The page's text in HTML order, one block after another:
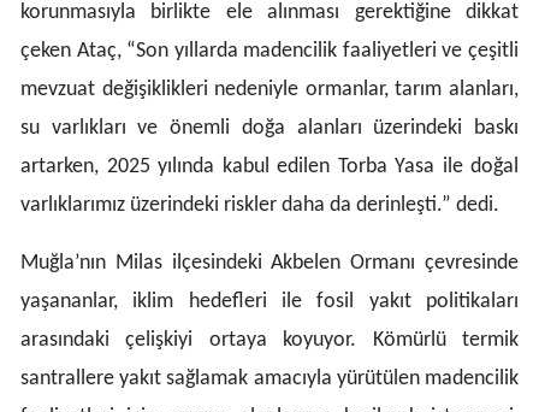
Yozgat
Zonguldak
Bayburt
Kırıkkale
Batman
Şırnak
korunmasıyla birlikte ele alınması gerektiğine dikkat
çeken Ataç, “Son yıllarda madencilik faaliyetleri ve çeşitli
mevzuat değişiklikleri nedeniyle ormanlar, tarım alanları,
su varlıkları ve önemli doğa alanları üzerindeki baskı
artarken, 2025 yılında kabul edilen Torba Yasa ile doğal
varlıklarımız üzerindeki riskler daha da derinleşti.” dedi.
Muğla’nın Milas ilçesindeki Akbelen Ormanı çevresinde
yaşananlar, iklim hedefleri ile fosil yakıt politikaları
arasındaki çelişkiyi ortaya koyuyor. Kömürlü termik
santrallere yakıt sağlamak amacıyla yürütülen madencilik